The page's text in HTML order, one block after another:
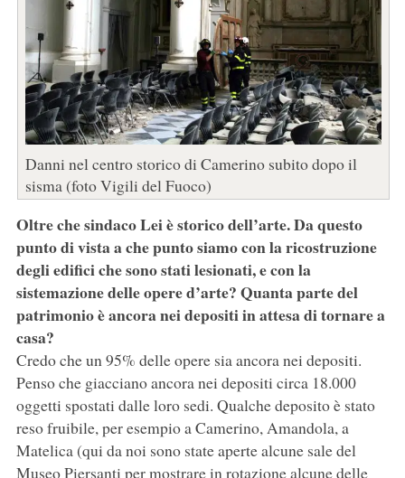
Danni nel centro storico di Camerino subito dopo il
sisma (foto Vigili del Fuoco)
Oltre che sindaco Lei è storico dell’arte. Da questo
punto di vista a che punto siamo con la ricostruzione
degli edifici che sono stati lesionati, e con la
sistemazione delle opere d’arte? Quanta parte del
patrimonio è ancora nei depositi in attesa di tornare a
casa?
Credo che un 95% delle opere sia ancora nei depositi.
Penso che giacciano ancora nei depositi circa 18.000
oggetti spostati dalle loro sedi. Qualche deposito è stato
reso fruibile, per esempio a Camerino, Amandola, a
Matelica (qui da noi sono state aperte alcune sale del
Museo Piersanti per mostrare in rotazione alcune delle